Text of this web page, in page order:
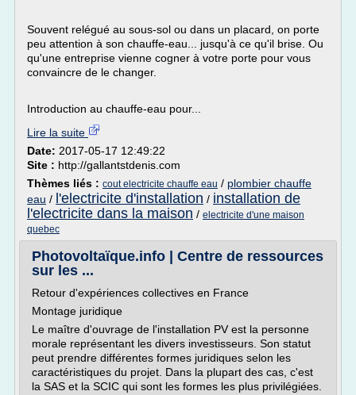
Souvent relégué au sous-sol ou dans un placard, on porte
peu attention à son chauffe-eau... jusqu'à ce qu'il brise. Ou
qu'une entreprise vienne cogner à votre porte pour vous
convaincre de le changer.
Introduction au chauffe-eau pour...
Lire la suite
Date: 2017-05-17 12:49:22
Site : http://gallantstdenis.com
Thèmes liés : cout electricite chauffe eau / plombier chauffe
eau / l'electricite d'installation / installation de
l'electricite dans la maison / electricite d'une maison
quebec
Photovoltaïque.info | Centre de ressources
sur les ...
Retour d'expériences collectives en France
Montage juridique
Le maître d'ouvrage de l'installation PV est la personne
morale représentant les divers investisseurs. Son statut
peut prendre différentes formes juridiques selon les
caractéristiques du projet. Dans la plupart des cas, c'est
la SAS et la SCIC qui sont les formes les plus privilégiées.